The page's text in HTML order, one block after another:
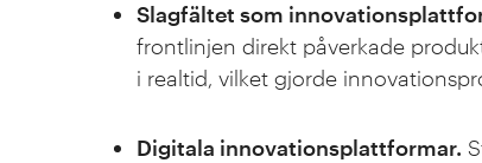
Slagfältet som
frontlinjen direkt påverkade
i realtid, vilket gjorde
Digitala innovationsplattformar.